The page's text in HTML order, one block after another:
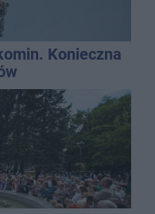
Konieczna